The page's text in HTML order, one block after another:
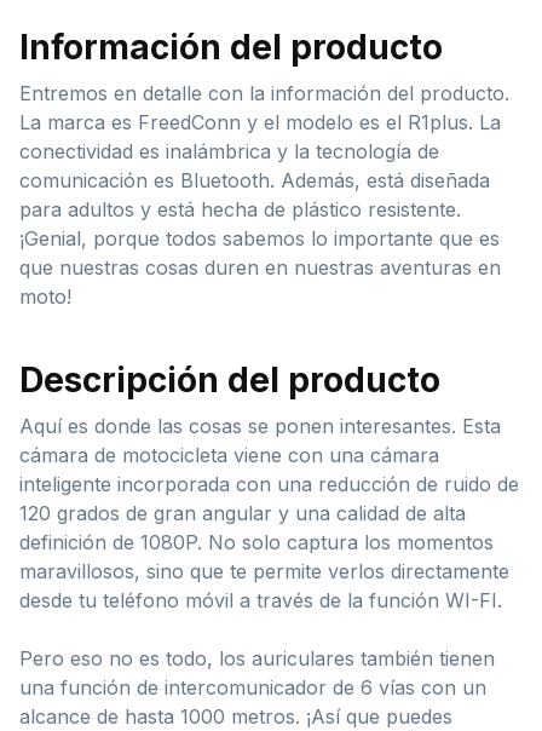
Información del producto
Entremos en detalle con la información del producto.
La marca es FreedConn y el modelo es el R1plus. La
conectividad es inalámbrica y la tecnología de
comunicación es Bluetooth. Además, está diseñada
para adultos y está hecha de plástico resistente.
¡Genial, porque todos sabemos lo importante que es
que nuestras cosas duren en nuestras aventuras en
moto!
Descripción del producto
Aquí es donde las cosas se ponen interesantes. Esta
cámara de motocicleta viene con una cámara
inteligente incorporada con una reducción de ruido de
120 grados de gran angular y una calidad de alta
definición de 1080P. No solo captura los momentos
maravillosos, sino que te permite verlos directamente
desde tu teléfono móvil a través de la función WI-FI.
Pero eso no es todo, los auriculares también tienen
una función de intercomunicador de 6 vías con un
alcance de hasta 1000 metros. ¡Así que puedes